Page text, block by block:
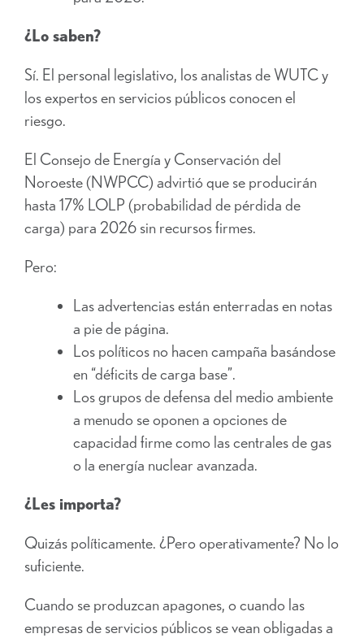
¿Lo saben?
Sí. El personal legislativo, los analistas de WUTC y
los expertos en servicios públicos conocen el
riesgo.
El Consejo de Energía y Conservación del
Noroeste (NWPCC) advirtió que se producirán
hasta 17% LOLP (probabilidad de pérdida de
carga) para 2026 sin recursos firmes.
Pero:
Las advertencias están enterradas en notas
a pie de página.
Los políticos no hacen campaña basándose
en “déficits de carga base”.
Los grupos de defensa del medio ambiente
a menudo se oponen a opciones de
capacidad firme como las centrales de gas
o la energía nuclear avanzada.
¿Les importa?
Quizás políticamente. ¿Pero operativamente? No lo
suficiente.
Cuando se produzcan apagones, o cuando las
empresas de servicios públicos se vean obligadas a